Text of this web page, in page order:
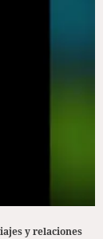
y relaciones